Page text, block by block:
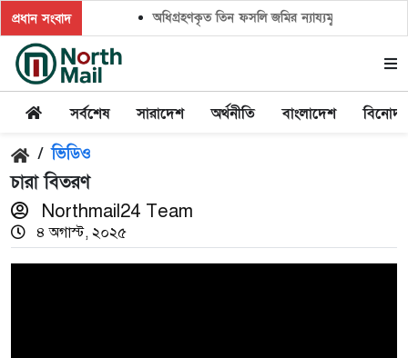
প্রধান সংবাদ অধিগ্রহণকৃত তিন ফসলি জমির ন্যায্যমূল্যের দাবিতে
সর্বশেষ সারাদেশ অর্থনীতি বাংলাদেশ
/ ভিডিও
চারা বিতরণ
Northmail24 Team
৪ অগাস্ট, ২০২৫